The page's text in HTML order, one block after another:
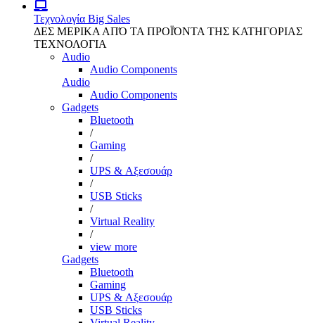
Τεχνολογία Big Sales
ΔΕΣ ΜΕΡΙΚΑ ΑΠΌ ΤΑ ΠΡΟΪΌΝΤΑ ΤΗΣ ΚΑΤΗΓΟΡΙΑΣ
ΤΕΧΝΟΛΟΓΙΑ
Audio
Audio Components
Audio
Audio Components
Gadgets
Bluetooth
/
Gaming
/
UPS & Αξεσουάρ
/
USB Sticks
/
Virtual Reality
/
view more
Gadgets
Bluetooth
Gaming
UPS & Αξεσουάρ
USB Sticks